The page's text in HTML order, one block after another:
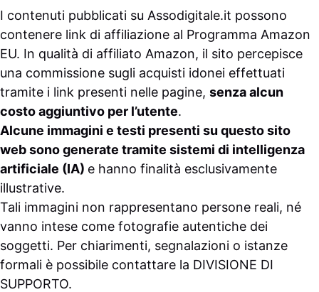
I contenuti pubblicati su Assodigitale.it possono
contenere link di affiliazione al Programma Amazon
EU. In qualità di affiliato Amazon, il sito percepisce
una commissione sugli acquisti idonei effettuati
tramite i link presenti nelle pagine, senza alcun
costo aggiuntivo per l’utente.
Alcune immagini e testi presenti su questo sito
web sono generate tramite sistemi di intelligenza
artificiale (IA) e hanno finalità esclusivamente
illustrative.
Tali immagini non rappresentano persone reali, né
vanno intese come fotografie autentiche dei
soggetti. Per chiarimenti, segnalazioni o istanze
formali è possibile contattare la DIVISIONE DI
SUPPORTO.